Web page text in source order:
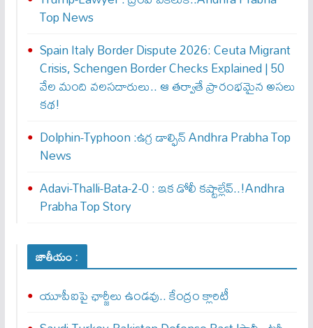
Top News
Spain Italy Border Dispute 2026: Ceuta Migrant
Crisis, Schengen Border Checks Explained | 50
వేల మంది వలసదారులు.. ఆ తర్వాతే ప్రారంభ‌మైన అసలు
కథ!
Dolphin-Typhoon :ఉగ్ర డాల్ఫిన్ Andhra Prabha Top
News
Adavi-Thalli-Bata-2-0 : ఇక డోలీ క‌ష్టాల్లేవ్..!Andhra
Prabha Top Story
జాతీయం :
యూపీఐపై ఛార్జీలు ఉండవు.. కేంద్రం క్లారిటీ